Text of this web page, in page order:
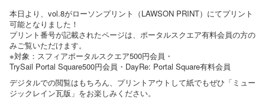
本日より、vol.8がローソンプリント（LAWSON PRINT）にてプリント
可能となりました！
プリント番号が記載されたページは、ポータルスクエア有料会員の方の
みご覧いただけます。
※対象：スフィアポータルスクエア500円会員・
TrySail Portal Square500円会員・DayRe: Portal Square有料会員
デジタルでの閲覧はもちろん、プリントアウトして紙でもぜひ「ミュー
ジックレイン瓦版」をお楽しみください。